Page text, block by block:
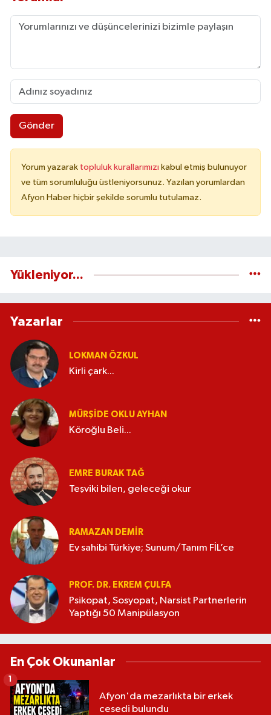
Gönder
Yorum yazarak topluluk kurallarımızı kabul etmiş bulunuyor
ve tüm sorumluluğu üstleniyorsunuz. Yazılan yorumlardan
Afyon Haber hiçbir şekilde sorumlu tutulamaz.
Yükleniyor...
Yazarlar
LOKMAN ÖZKUL
Kirli çark...
MÜRŞIDE OKLU AYHAN
Köroğlu Beli...
EMRE BURAK TAĞ
Teşviki bilen, geleceği okur
RAMAZAN DEMİR
Ev sahibi Türkiye; Sunum/Tanım FİL’ce
PROF. DR. EKREM ÇULFA
Psikopat, Sosyopat, Narsist Partnerlerin
Yaptığı 50 Manipülasyon
En Çok Okunanlar
Afyon'da mezarlıkta bir erkek
cesedi bulundu
1